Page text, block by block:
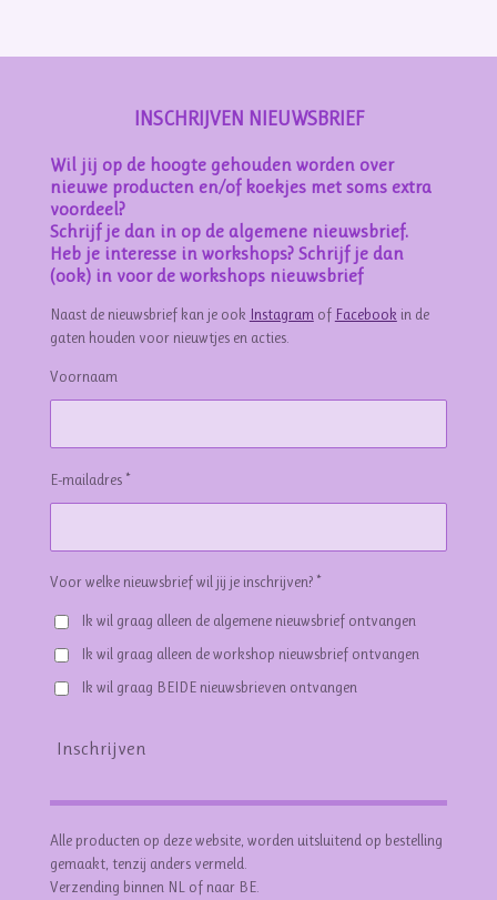
INSCHRIJVEN NIEUWSBRIEF
Wil jij op de hoogte gehouden worden over
nieuwe producten en/of koekjes met soms extra
voordeel?
Schrijf je dan in op de algemene nieuwsbrief.
Heb je interesse in workshops? Schrijf je dan
(ook) in voor de workshops nieuwsbrief
Naast de nieuwsbrief kan je ook Instagram of Facebook in de
gaten houden voor nieuwtjes en acties.
Voornaam
E-mailadres *
Voor welke nieuwsbrief wil jij je inschrijven? *
Ik wil graag alleen de algemene nieuwsbrief ontvangen
Ik wil graag alleen de workshop nieuwsbrief ontvangen
Ik wil graag BEIDE nieuwsbrieven ontvangen
Inschrijven
Alle producten op deze website, worden uitsluitend op bestelling
gemaakt, tenzij anders vermeld.
Verzending binnen NL of naar BE.